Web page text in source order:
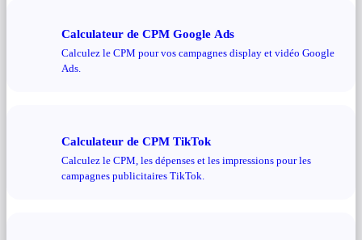
Calculateur de CPM Google Ads
Calculez le CPM pour vos campagnes display et vidéo Google
Ads.
Calculateur de CPM TikTok
Calculez le CPM, les dépenses et les impressions pour les
campagnes publicitaires TikTok.